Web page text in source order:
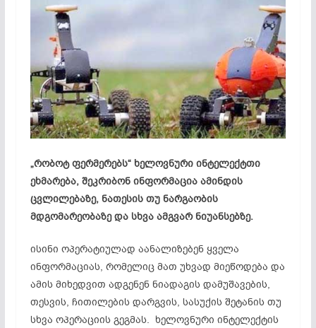
„რობოტ ფერმერებს“ ხელოვნური ინტელექტთი
ეხმარება, შეკრიბონ ინფორმაცია ამინდის
ცვლილებაზე, ნათესის თუ ნარგაობის
მდგომარეობაზე და სხვა ამგვარ ნიუანსებზე.
ისინი ოპერატიულად აანალიზებენ ყველა
ინფორმაციას, რომელიც მათ უხვად მიეწოდება და
ამის მიხედვით ადგენენ ნიადაგის დამუშავების,
თესვის, ჩითილების დარგვის, სასუქის შეტანის თუ
სხვა ოპერაციის გეგმას. ხელოვნური ინტელექტის